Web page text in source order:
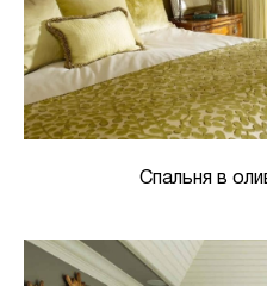
Спальня в